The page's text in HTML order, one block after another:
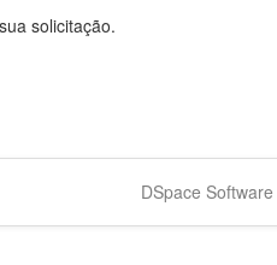
solicitação.
DSpace